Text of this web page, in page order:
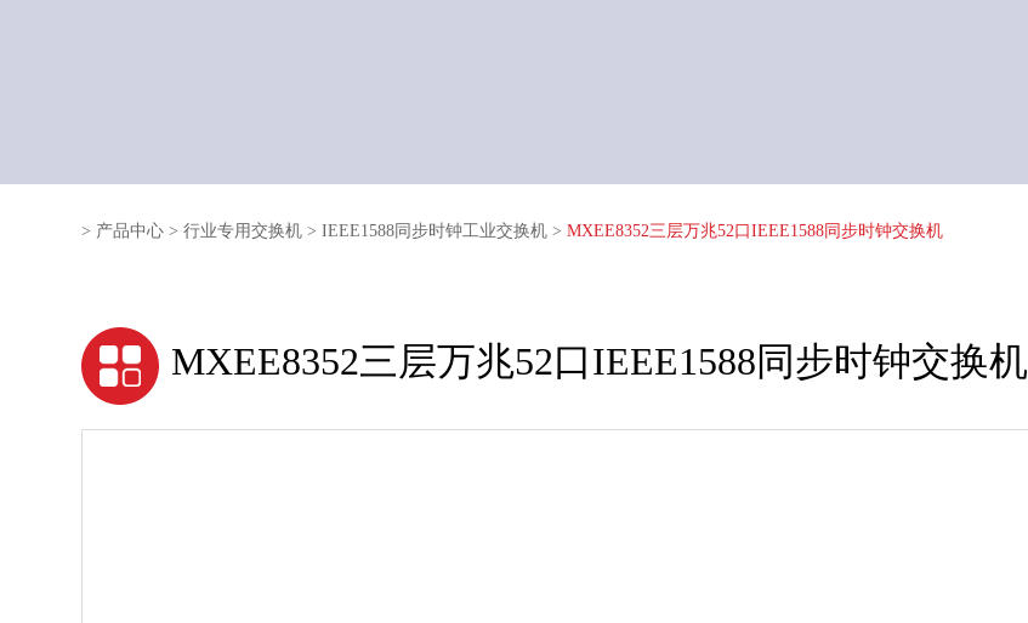
> 产品中心 >行业专用交换机 >IEEE1588同步时钟工业交换机 >MXEE8352三层万兆52口IEEE1588同步时钟交换机
MXEE8352三层万兆52口IEEE1588同步时钟交换机